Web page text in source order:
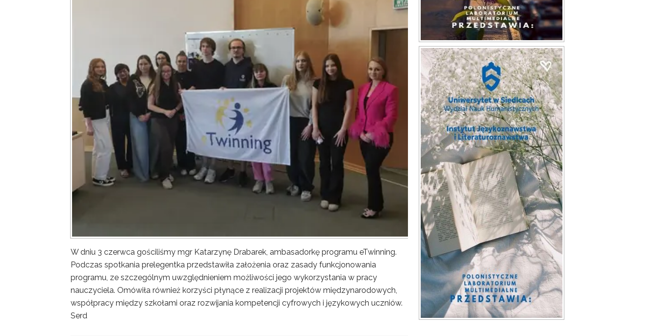
W dniu 3 czerwca gościliśmy mgr Katarzynę Drabarek, ambasadorkę programu eTwinning.
Podczas spotkania prelegentka przedstawiła założenia oraz zasady funkcjonowania
programu, ze szczególnym uwzględnieniem możliwości jego wykorzystania w pracy
nauczyciela. Omówiła również korzyści płynące z realizacji projektów międzynarodowych,
współpracy między szkołami oraz rozwijania kompetencji cyfrowych i językowych uczniów.
Serd